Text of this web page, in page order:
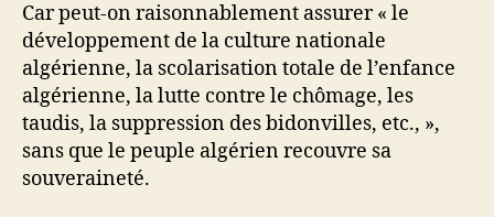
Car peut-on raisonnablement assurer « le
développement de la culture nationale
algérienne, la scolarisation totale de l’enfance
algérienne, la lutte contre le chômage, les
taudis, la suppression des bidonvilles, etc., »,
sans que le peuple algérien recouvre sa
souveraineté.